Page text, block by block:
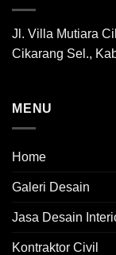
Jl. Villa Mutiara
Cikarang Sel.,
MENU
Home
Galeri Desain
Jasa Desain
Kontraktor Civil